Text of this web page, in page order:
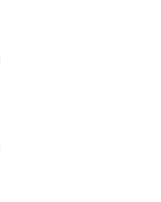
gestión
En
es
lógico,